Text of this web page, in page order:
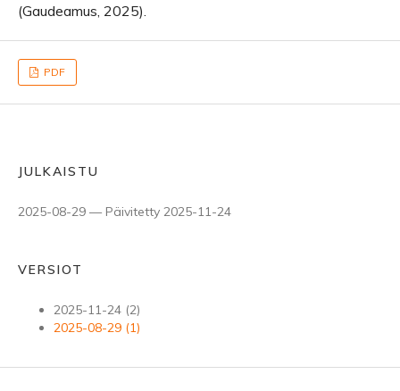
(Gaudeamus, 2025).
PDF
JULKAISTU
2025-08-29 — Päivitetty 2025-11-24
VERSIOT
2025-11-24 (2)
2025-08-29 (1)